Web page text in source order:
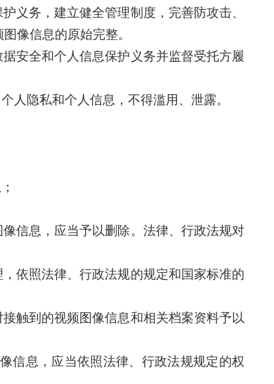
义务，建立健全管理制度，完善防攻击、
像信息的原始完整。
安全和个人信息保护义务并监督受托方履
隐私和个人信息，不得滥用、泄露。
信息，应当予以删除。法律、行政法规对
依照法律、行政法规的规定和国家标准的
触到的视频图像信息和相关档案资料予以
信息，应当依照法律、行政法规规定的权